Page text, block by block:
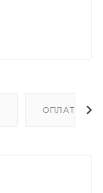
ОПЛАТА